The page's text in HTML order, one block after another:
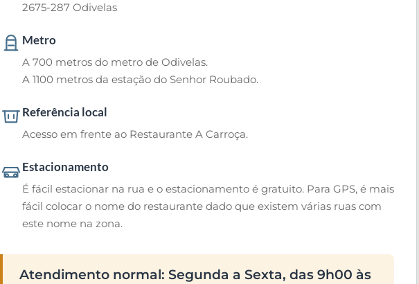
2675-287 Odivelas
Metro
A 700 metros do metro de Odivelas.
A 1100 metros da estação do Senhor Roubado.
Referência local
Acesso em frente ao Restaurante A Carroça.
Estacionamento
É fácil estacionar na rua e o estacionamento é gratuito. Para GPS, é mais
fácil colocar o nome do restaurante dado que existem várias ruas com
este nome na zona.
Atendimento normal: Segunda a Sexta, das 9h00 às